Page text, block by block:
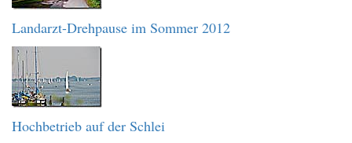
Landarzt-Drehpause im Sommer 2012
Hochbetrieb auf der Schlei